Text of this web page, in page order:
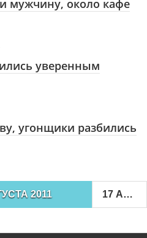
мужчину, около кафе
уверенным
угонщики разбились
2011 17 АВГУСТА 2011